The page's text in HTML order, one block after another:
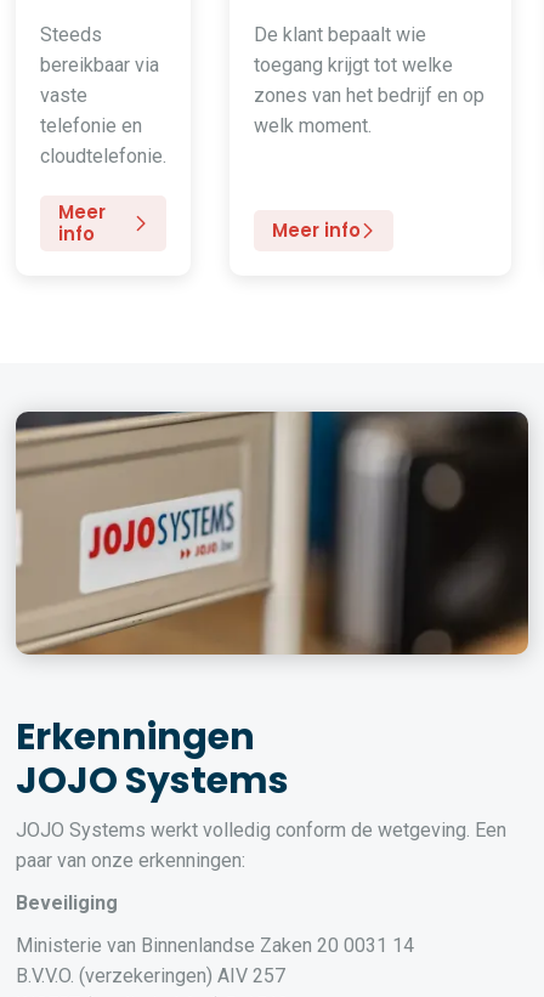
Steeds
bereikbaar via
vaste
telefonie en
cloudtelefonie.
Meer
info
De klant bepaalt wie
toegang krijgt tot welke
zones van het bedrijf en op
welk moment.
Meer info
Erkenningen
JOJO Systems
JOJO Systems werkt volledig conform de wetgeving. Een
paar van onze erkenningen:
Beveiliging
Ministerie van Binnenlandse Zaken 20 0031 14
B.V.V.O. (verzekeringen) AIV 257